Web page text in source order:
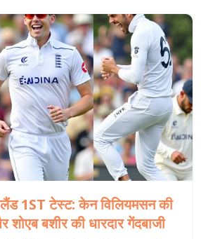
1ST टेस्ट: केन विलियमसन की
शोएब बशीर की धारदार गेंदबाजी